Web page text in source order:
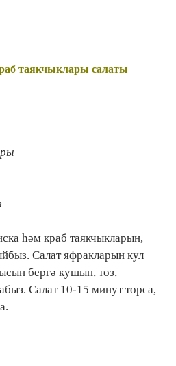
таякчыклары салаты
һәм краб таякчыкларын,
Салат яфракларын кул
бергә кушып, тоз,
Салат 10-15 минут торса,